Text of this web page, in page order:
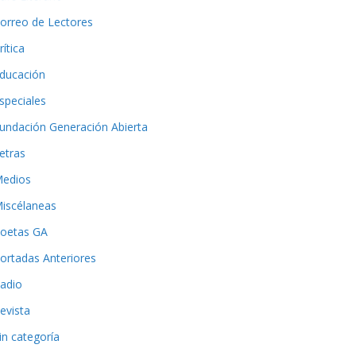
de Lectores
Generación Abierta
GA
Anteriores
categoría